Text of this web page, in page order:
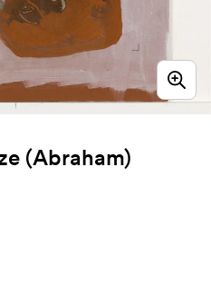
(Abraham)